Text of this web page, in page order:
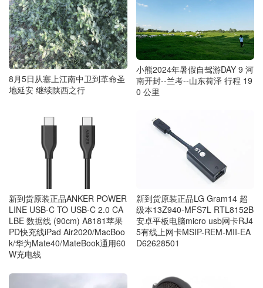
8月5日从塞上江南中卫到革命圣
地延安 继续陕西之行
小熊2024年暑假自驾游DAY 9 河
南开封--兰考--山东荷泽 行程 19
0 公里
新到货原装正品ANKER POWER
LINE USB-C TO USB-C 2.0 CA
LBE 数据线 (90cm) A8181苹果
PD快充线iPad Air2020/MacBoo
k/华为Mate40/MateBook通用60
W充电线
新到货原装正品LG Gram14 超
级本13Z940-MFS7L RTL8152B
安卓平板电脑micro usb网卡RJ4
5有线上网卡MSIP-REM-MII-EA
D62628501